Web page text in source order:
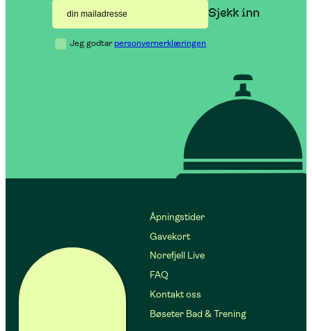
Jeg godtar personvernerklæringen
Åpningstider
Gavekort
Norefjell Live
FAQ
Kontakt oss
Bøseter Bad & Trening